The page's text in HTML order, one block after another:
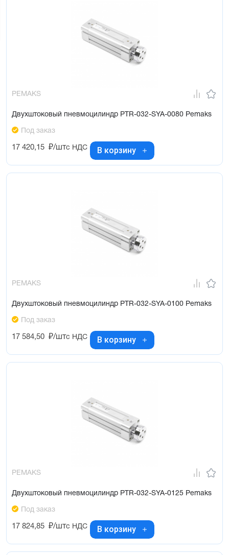
PEMAKS
Двухштоковый пневмоцилиндр PTR-032-SYA-0080 Pemaks
Под заказ
17 420,15 ₽/штс НДС В корзину
PEMAKS
Двухштоковый пневмоцилиндр PTR-032-SYA-0100 Pemaks
Под заказ
17 584,50 ₽/штс НДС В корзину
PEMAKS
Двухштоковый пневмоцилиндр PTR-032-SYA-0125 Pemaks
Под заказ
17 824,85 ₽/штс НДС В корзину